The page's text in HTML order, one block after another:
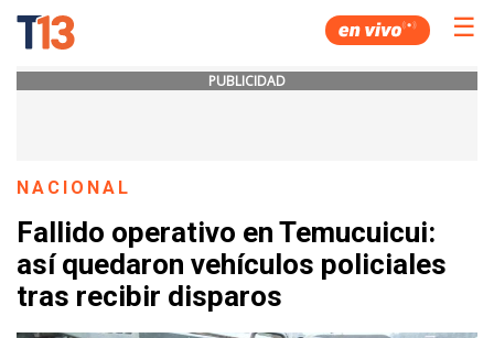
☰
PUBLICIDAD
NACIONAL
Fallido operativo en Temucuicui:
así quedaron vehículos policiales
tras recibir disparos